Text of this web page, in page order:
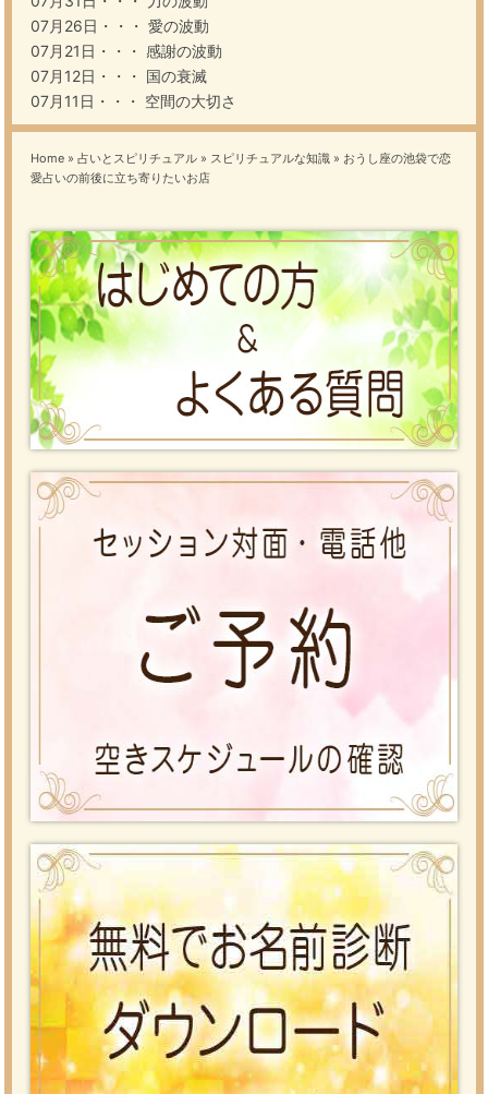
07月26日・・・ 愛の波動
07月21日・・・ 感謝の波動
07月12日・・・ 国の衰滅
07月11日・・・ 空間の大切さ
Home » 占いとスピリチュアル » スピリチュアルな知識 » おうし座の池袋で恋
愛占いの前後に立ち寄りたいお店